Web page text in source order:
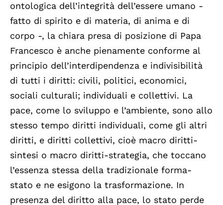
ontologica dell’integrità dell’essere umano -
fatto di spirito e di materia, di anima e di
corpo -, la chiara presa di posizione di Papa
Francesco è anche pienamente conforme al
principio dell’interdipendenza e indivisibilità
di tutti i diritti: civili, politici, economici,
sociali culturali; individuali e collettivi. La
pace, come lo sviluppo e l’ambiente, sono allo
stesso tempo diritti individuali, come gli altri
diritti, e diritti collettivi, cioè macro diritti-
sintesi o macro diritti-strategia, che toccano
l’essenza stessa della tradizionale forma-
stato e ne esigono la trasformazione. In
presenza del diritto alla pace, lo stato perde